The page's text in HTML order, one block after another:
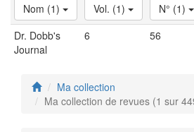
Nom (1) Vol. (1) N° (1)
Dr. Dobb's
Journal
6 56
Ma collection
Ma collection de revues (1 sur